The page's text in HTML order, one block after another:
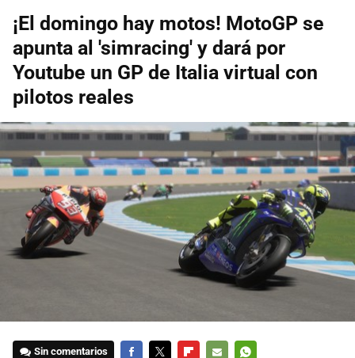
¡El domingo hay motos! MotoGP se
apunta al 'simracing' y dará por
Youtube un GP de Italia virtual con
pilotos reales
Sin comentarios